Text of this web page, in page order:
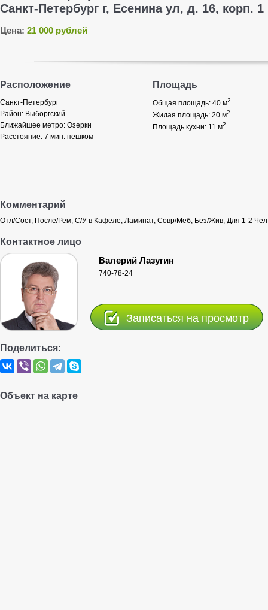
Санкт-Петербург г, Есенина ул, д. 16, корп. 1
Цена: 21 000 рублей
Расположение
Санкт-Петербург
Район: Выборгский
Ближайшее метро: Озерки
Расстояние: 7 мин. пешком
Площадь
Общая площадь: 40 м2
Жилая площадь: 20 м2
Площадь кухни: 11 м2
Комментарий
Отл/Сост, После/Рем, С/У в Кафеле, Ламинат, Совр/Меб, Без/Жив, Для 1-2
Контактное лицо
Валерий Лазугин
740-78-24
Записаться на просмотр
Поделиться:
Объект на карте